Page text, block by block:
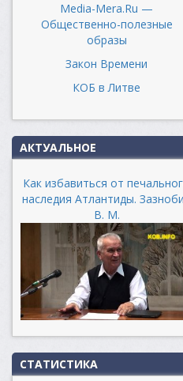
Media-Mera.Ru —
Общественно-полезные
образы
Закон Времени
КОБ в Литве
АКТУАЛЬНОЕ
Как избавиться от
наследия Атлантиды.
В. М.
СТАТИСТИКА